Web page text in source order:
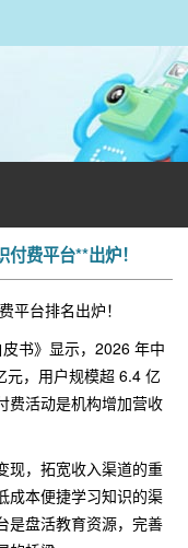
费平台**出炉！
平台排名出炉！
书》显示，2026 年中
元，用户规模超 6.4 亿
费活动是机构增加营收
现，拓宽收入渠道的重
成本便捷学习知识的渠
是盘活教育资源，完善